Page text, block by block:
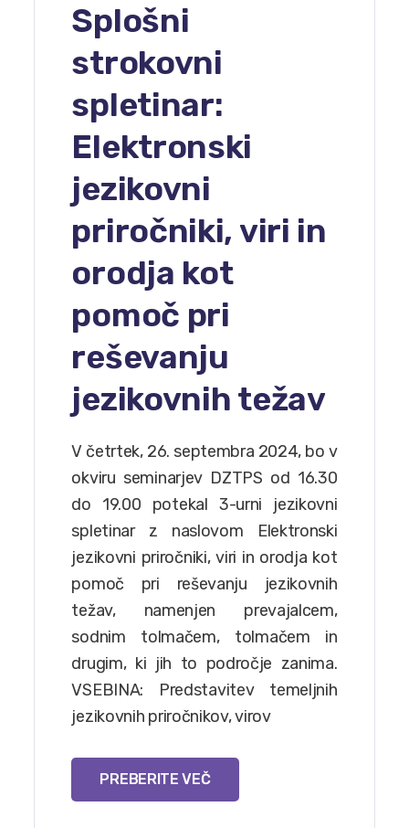
Splošni
strokovni
spletinar:
Elektronski
jezikovni
priročniki, viri in
orodja kot
pomoč pri
reševanju
jezikovnih težav
V četrtek, 26. septembra 2024, bo v
okviru seminarjev DZTPS od 16.30
do 19.00 potekal 3-urni jezikovni
spletinar z naslovom Elektronski
jezikovni priročniki, viri in orodja kot
pomoč pri reševanju jezikovnih
težav, namenjen prevajalcem,
sodnim tolmačem, tolmačem in
drugim, ki jih to področje zanima.
VSEBINA: Predstavitev temeljnih
jezikovnih priročnikov, virov
PREBERITE VEČ